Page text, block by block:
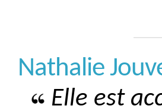
Nathalie
Elle est